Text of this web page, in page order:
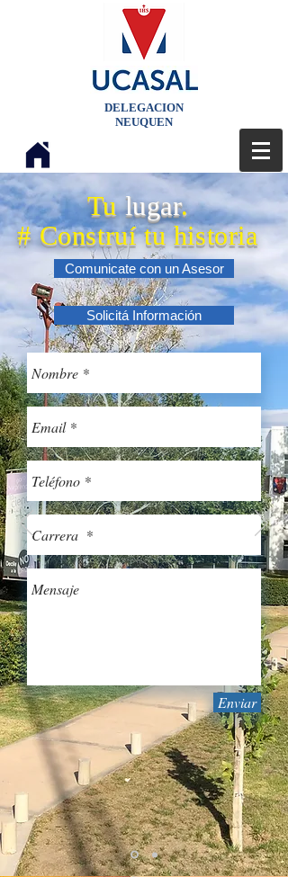
DELEGACION
NEUQUEN
Tulugar.
# Construí tu historia
Comunicate con un Asesor
Solicitá Información
Enviar